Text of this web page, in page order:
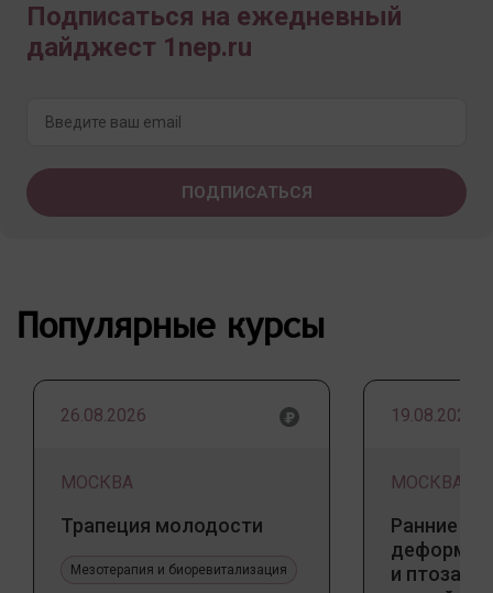
Подписаться на ежедневный
дайджест 1nep.ru
Популярные курсы
26.08.2026
МОСКВА
Трапеция молодости
Мезотерапия и биоревитализация
19.08.2026
МОСКВА
Ранние
и птоза у